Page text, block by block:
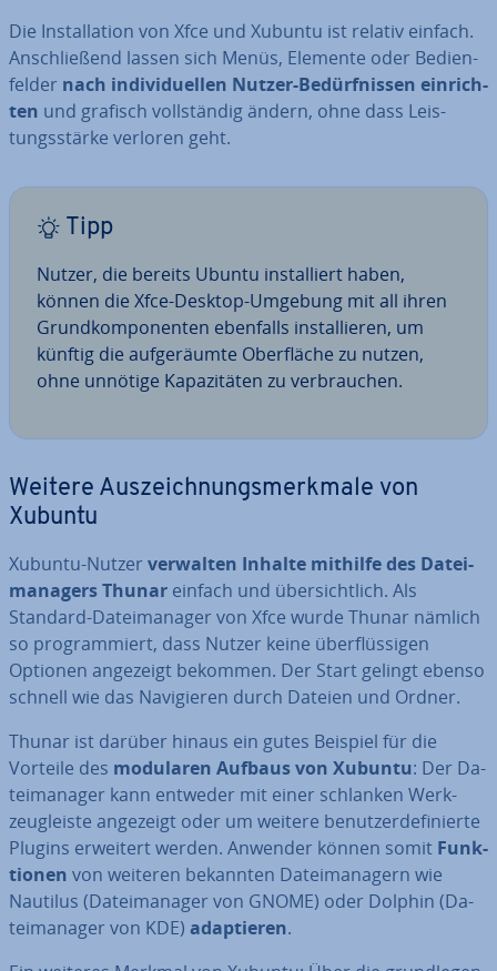
Die In­stal­la­ti­on von Xfce und Xubuntu ist relativ einfach.
An­schlie­ßend lassen sich Menüs, Elemente oder Be­dien­
fel­der nach in­di­vi­du­el­len Nutzer-Be­dürf­nis­sen ein­rich­
ten und grafisch voll­stän­dig ändern, ohne dass Leis­
tungs­stär­ke verloren geht.
Tipp
Nutzer, die bereits Ubuntu in­stal­liert haben,
können die Xfce-Desktop-Umgebung mit all ihren
Grund­kom­po­nen­ten ebenfalls in­stal­lie­ren, um
künftig die auf­ge­räum­te Ober­flä­che zu nutzen,
ohne unnötige Ka­pa­zi­tä­ten zu ver­brau­chen.
Weitere Aus­zeich­nungs­merk­ma­le von
Xubuntu
Xubuntu-Nutzer verwalten Inhalte mithilfe des Da­tei­
ma­na­gersThunar einfach und über­sicht­lich. Als
Standard-Da­tei­ma­na­ger von Xfce wurde Thunar nämlich
so pro­gram­miert, dass Nutzer keine über­flüs­si­gen
Optionen angezeigt bekommen. Der Start gelingt ebenso
schnell wie das Na­vi­gie­ren durch Dateien und Ordner.
Thunar ist darüber hinaus ein gutes Beispiel für die
Vorteile des modularen Aufbaus von Xubuntu: Der Da­
tei­ma­na­ger kann entweder mit einer schlanken Werk­
zeug­leis­te angezeigt oder um weitere be­nut­zer­de­fi­nier­te
Plugins erweitert werden. Anwender können somit Funk­
tio­nen von weiteren bekannten Da­tei­ma­na­gern wie
Nautilus (Da­tei­ma­na­ger von GNOME) oder Dolphin (Da­
tei­ma­na­ger von KDE) ad­ap­tie­ren.